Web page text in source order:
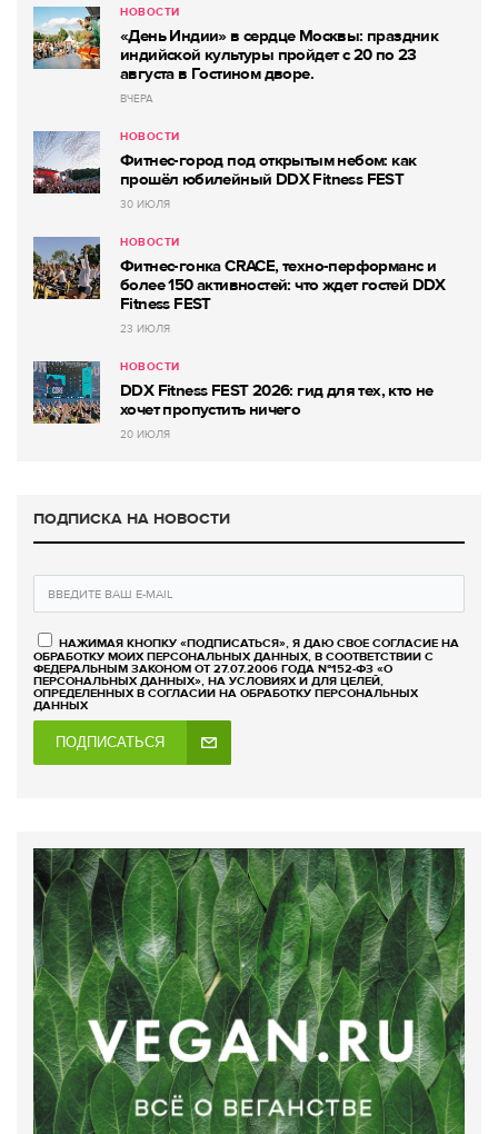
НОВОСТИ
«День Индии» в сердце Москвы: праздник
индийской культуры пройдет с 20 по 23
августа в Гостином дворе.
ВЧЕРА
НОВОСТИ
Фитнес-город под открытым небом: как
прошёл юбилейный DDX Fitness FEST
30 ИЮЛЯ
НОВОСТИ
Фитнес-гонка CRACE, техно-перформанс и
более 150 активностей: что ждет гостей DDX
Fitness FEST
23 ИЮЛЯ
НОВОСТИ
DDX Fitness FEST 2026: гид для тех, кто не
хочет пропустить ничего
20 ИЮЛЯ
ПОДПИСКА НА НОВОСТИ
НАЖИМАЯ КНОПКУ «ПОДПИСАТЬСЯ», Я ДАЮ СВОЕ СОГЛАСИЕ НА
ОБРАБОТКУ МОИХ ПЕРСОНАЛЬНЫХ ДАННЫХ, В СООТВЕТСТВИИ С
ФЕДЕРАЛЬНЫМ ЗАКОНОМ ОТ 27.07.2006 ГОДА №152-ФЗ «О
ПЕРСОНАЛЬНЫХ ДАННЫХ», НА УСЛОВИЯХ И ДЛЯ ЦЕЛЕЙ,
ОПРЕДЕЛЕННЫХ В СОГЛАСИИ НА ОБРАБОТКУ ПЕРСОНАЛЬНЫХ
ДАННЫХ
ПОДПИСАТЬСЯ